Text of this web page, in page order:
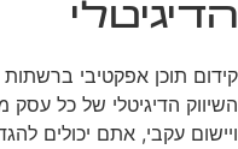
הדיגיטלי
קידום תוכן אפקטיבי
השיווק הדיגיטלי של כל עסק
ויישום עקבי, אתם יכולים